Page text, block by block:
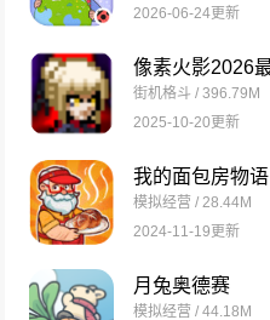
2026-06-24更新
街机格斗 / 396.79M
2025-10-20更新
我的面包房物语
模拟经营 / 28.44M
2024-11-19更新
月兔奥德赛
模拟经营 / 44.18M